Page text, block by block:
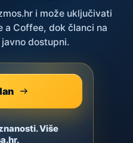
i može uključivati
a Coffee, dok članci na
dostupni.
Više